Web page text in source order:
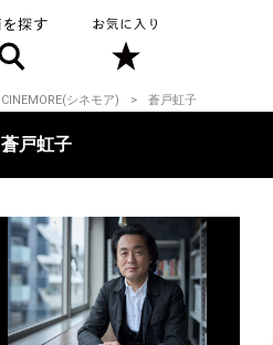
CINEMORE(シネモア) 蒼戸虹子
蒼戸虹子